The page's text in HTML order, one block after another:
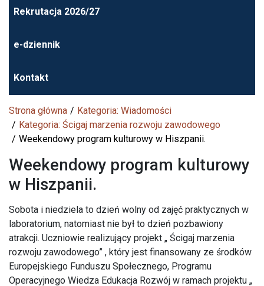
Rekrutacja 2026/27
e-dziennik
Kontakt
Strona główna
Kategoria: Wiadomości
Kategoria: Ścigaj marzenia rozwoju zawodowego
Weekendowy program kulturowy w Hiszpanii.
Weekendowy program kulturowy
w Hiszpanii.
Sobota i niedziela to dzień wolny od zajęć praktycznych w
laboratorium, natomiast nie był to dzień pozbawiony
atrakcji. Uczniowie realizujący projekt „ Ścigaj marzenia
rozwoju zawodowego” , który jest finansowany ze środków
Europejskiego Funduszu Społecznego, Programu
Operacyjnego Wiedza Edukacja Rozwój w ramach projektu „